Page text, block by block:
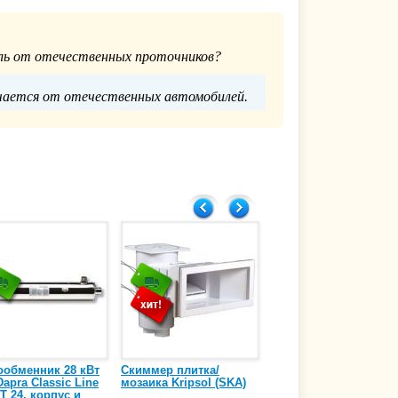
от отечественных проточников?
от отечественных автомобилей.
28 кВт
Classic Line
24, корпус и
Скиммер плитка/
мозаика Kripsol (SKA)